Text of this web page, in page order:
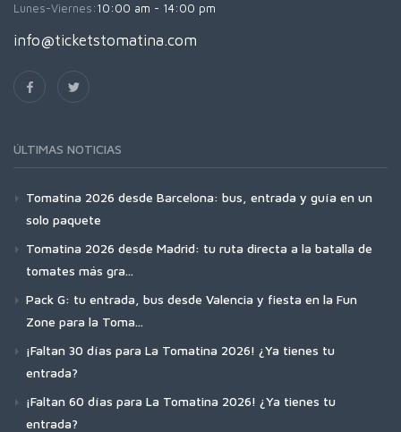
Lunes-Viernes:10:00 am - 14:00 pm
info@ticketstomatina.com
ÚLTIMAS NOTICIAS
Tomatina 2026 desde Barcelona: bus, entrada y guía en un
solo paquete
Tomatina 2026 desde Madrid: tu ruta directa a la batalla de
tomates más gra...
Pack G: tu entrada, bus desde Valencia y fiesta en la Fun
Zone para la Toma...
¡Faltan 30 días para La Tomatina 2026! ¿Ya tienes tu
entrada?
¡Faltan 60 días para La Tomatina 2026! ¿Ya tienes tu
entrada?